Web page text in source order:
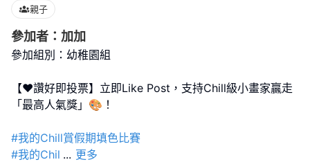
親子
參加者：加加
參加組別：幼稚園組
【❤️讚好即投票】立即Like Post，支持Chill級小畫家贏走
「最高人氣獎」🎨！
#我的Chill賞假期填色比賽
#我的Chil ... 更多